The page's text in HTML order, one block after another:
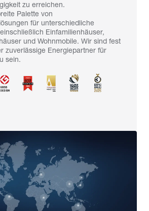
zu erreichen.
Palette von
für unterschiedliche
Einfamilienhäuser,
und Wohnmobile. Wir sind fest
zuverlässige Energiepartner für
sein.